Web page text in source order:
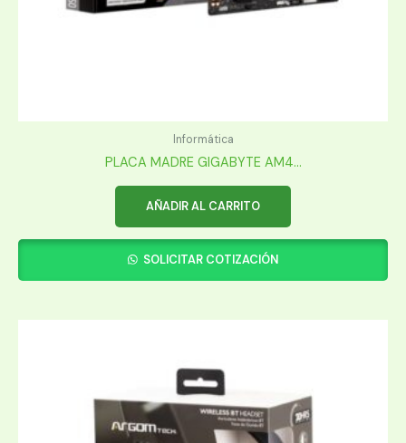
Informática
PLACA MADRE GIGABYTE AM4...
AÑADIR AL CARRITO
SOLICITAR COTIZACIÓN